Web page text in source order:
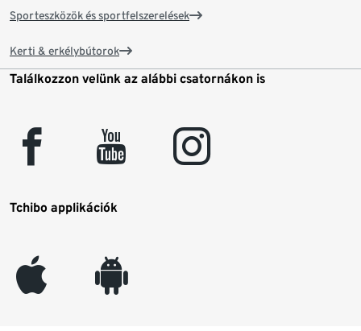
Sporteszközök és sportfelszerelések
Kerti & erkélybútorok
Találkozzon velünk az alábbi csatornákon is
facebook youtube instagram
Tchibo applikációk
appleinc android